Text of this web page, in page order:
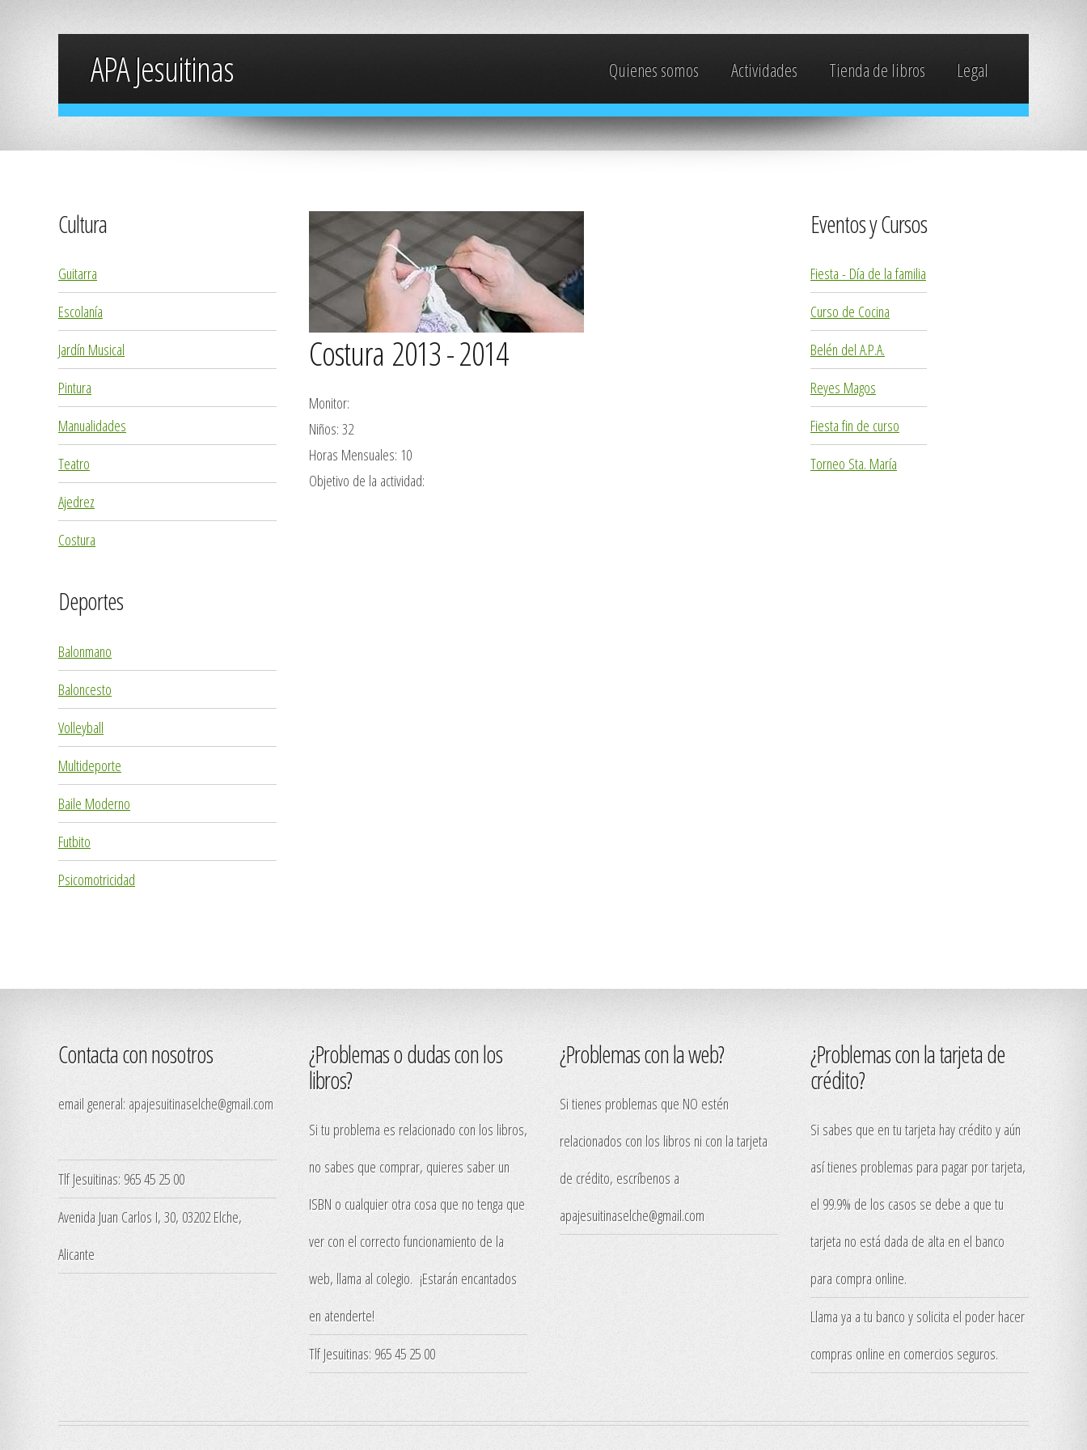
APA Jesuitinas Quienes somos Actividades Tienda de libros Legal
Cultura
Guitarra
Escolanía
Jardín Musical
Pintura
Manualidades
Teatro
Ajedrez
Costura
Deportes
Balonmano
Baloncesto
Volleyball
Multideporte
Baile Moderno
Futbito
Psicomotricidad
Costura 2013 - 2014
Monitor:
Niños: 32
Horas Mensuales: 10
Objetivo de la actividad:
Eventos y Cursos
Fiesta - Día de la familia
Curso de Cocina
Belén del A.P.A.
Reyes Magos
Fiesta fin de curso
Torneo Sta. María
Contacta con nosotros
email general: apajesuitinaselche@gmail.com
Tlf Jesuitinas: 965 45 25 00
Avenida Juan Carlos I, 30, 03202 Elche,
Alicante
¿Problemas o dudas con los
libros?
Si tu problema es relacionado con los libros,
no sabes que comprar, quieres saber un
ISBN o cualquier otra cosa que no tenga que
ver con el correcto funcionamiento de la
web, llama al colegio. ¡Estarán encantados
en atenderte!
Tlf Jesuitinas: 965 45 25 00
¿Problemas con la web?
Si tienes problemas que NO estén
relacionados con los libros ni con la tarjeta
de crédito, escríbenos a
apajesuitinaselche@gmail.com
¿Problemas con la tarjeta de
crédito?
Si sabes que en tu tarjeta hay crédito y aún
así tienes problemas para pagar por tarjeta,
el 99.9% de los casos se debe a que tu
tarjeta no está dada de alta en el banco
para compra online.
Llama ya a tu banco y solicita el poder hacer
compras online en comercios seguros.